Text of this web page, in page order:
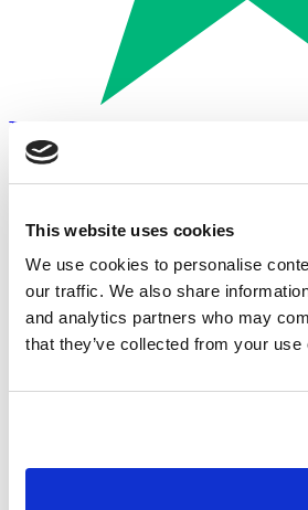
This website uses cookies
We use cookies to personalise
our traffic. We also share
and analytics partners who may
that they’ve collected from your
Trustpilot
Betalen met: